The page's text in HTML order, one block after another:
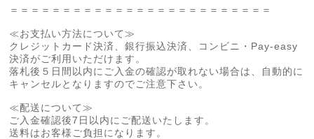
＝＝＝＝＝＝＝＝＝＝＝＝＝＝＝＝＝＝＝＝＝＝＝＝＝
≪お支払い方法について≫
クレジットカード決済、銀行振込決済、コンビニ・Pay-easy
決済がご利用いただけます。
落札後５日間以内にご入金の確認が取れない場合は、自動的に
キャンセルとなりますのでご注意下さい。
≪配送について≫
ご入金確認後7日以内にご配送いたします。
送料はお客様ご負担になります。